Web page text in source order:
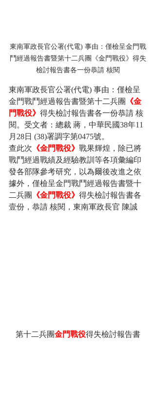
東南軍政長官公署(代電) 事由：僅檢呈金門戰
鬥經過報告書暨第十二兵團《金門戰役》得失
檢討報告書各一份恭請 核閱
東南軍政長官公署(代電) 事由：僅檢呈
金門戰鬥經過報告書暨第十二兵團
《金
門戰役》 得失檢討報告書各一份恭請 核
閱。受文者：總裁 蔣，中華民國38年11
月28日 (38)署調字第0475號。
查此次 《金門戰役》 戰果輝煌，除已將
戰鬥經過戰績及經驗教訓等各項彙編印
發各部隊參考研究，以為爾後改進之依
據外，僅檢呈金門戰鬥經過報告書暨十
二兵團
《金門戰役》 得失檢討報告書各
壹份，恭請 核閱，東南軍政長官 陳誠
第十二兵團金門戰役得失檢討報告書